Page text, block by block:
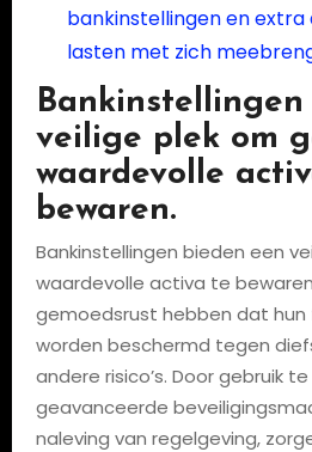
bankinstellingen en
lasten met zich
veilige plek om
waardevolle
bewaren.
Bankinstellingen bieden een
waardevolle activa te
gemoedsrust hebben dat hun
worden beschermd tegen
andere risico’s. Door gebruik
geavanceerde
naleving van regelgeving,